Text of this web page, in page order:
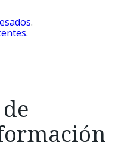
.
.